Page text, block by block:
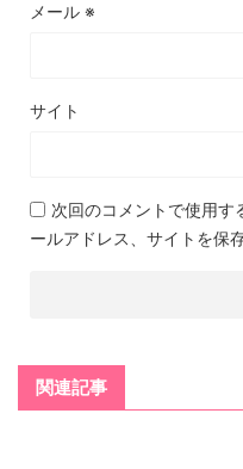
メール ※
サイト
次回のコメントで使用す
ールアドレス、サイトを保存
関連記事